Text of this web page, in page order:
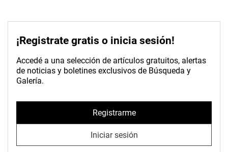
¡Registrate gratis o inicia sesión!
Accedé a una selección de artículos gratuitos, alertas
de noticias y boletines exclusivos de Búsqueda y
Galería.
Registrarme
Iniciar sesión